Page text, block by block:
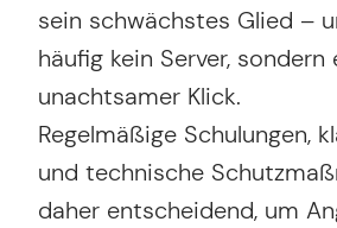
sein schwächstes Glied –
häufig kein Server, sondern
unachtsamer Klick.
Regelmäßige Schulungen,
und technische
daher entscheidend, um